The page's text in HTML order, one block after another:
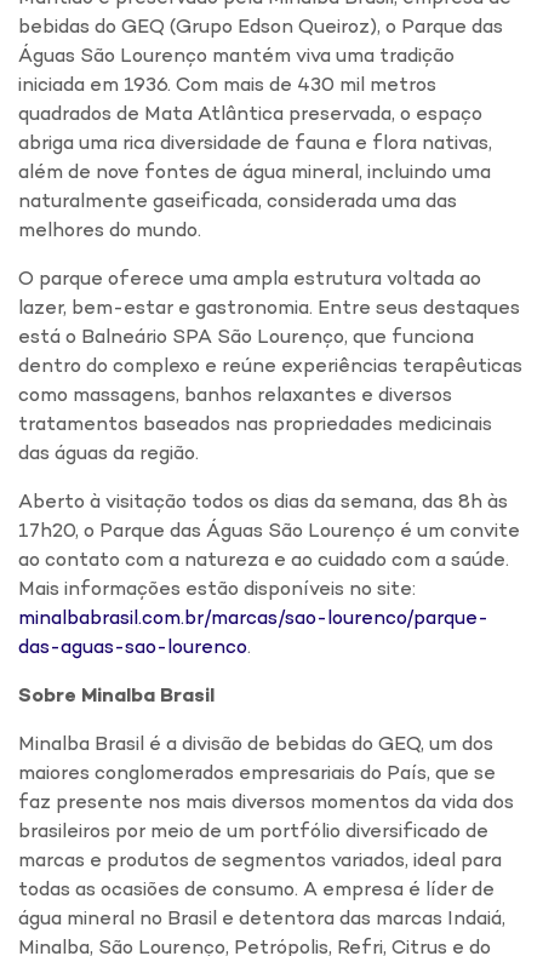
bebidas do GEQ (Grupo Edson Queiroz), o Parque das
Águas São Lourenço mantém viva uma tradição
iniciada em 1936. Com mais de 430 mil metros
quadrados de Mata Atlântica preservada, o espaço
abriga uma rica diversidade de fauna e flora nativas,
além de nove fontes de água mineral, incluindo uma
naturalmente gaseificada, considerada uma das
melhores do mundo.
O parque oferece uma ampla estrutura voltada ao
lazer, bem-estar e gastronomia. Entre seus destaques
está o Balneário SPA São Lourenço, que funciona
dentro do complexo e reúne experiências terapêuticas
como massagens, banhos relaxantes e diversos
tratamentos baseados nas propriedades medicinais
das águas da região.
Aberto à visitação todos os dias da semana, das 8h às
17h20, o Parque das Águas São Lourenço é um convite
ao contato com a natureza e ao cuidado com a saúde.
Mais informações estão disponíveis no site:
minalbabrasil.com.br/marcas/sao-lourenco/parque-
das-aguas-sao-lourenco.
Sobre Minalba Brasil
Minalba Brasil é a divisão de bebidas do GEQ, um dos
maiores conglomerados empresariais do País, que se
faz presente nos mais diversos momentos da vida dos
brasileiros por meio de um portfólio diversificado de
marcas e produtos de segmentos variados, ideal para
todas as ocasiões de consumo. A empresa é líder de
água mineral no Brasil e detentora das marcas Indaiá,
Minalba, São Lourenço, Petrópolis, Refri, Citrus e do